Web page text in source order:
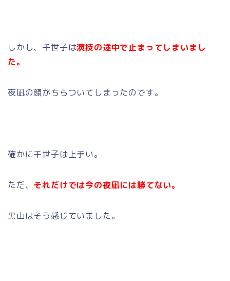
しかし、千世子は演技の途中で止まってしまいまし
た。
夜凪の顔がちらついてしまったのです。
確かに千世子は上手い。
ただ、 それだけでは今の夜凪には勝てない。
黒山はそう感じていました。